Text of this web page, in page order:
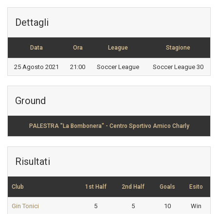
Dettagli
Data Ora League Stagione
25 Agosto 2021 21:00 Soccer League Soccer League 30
Ground
PALESTRA "La Bombonera" - Centro Sportivo Amico Charly
Risultati
Club 1st Half 2nd Half Goals Esito
Gin Tonici 5 5 10 Win